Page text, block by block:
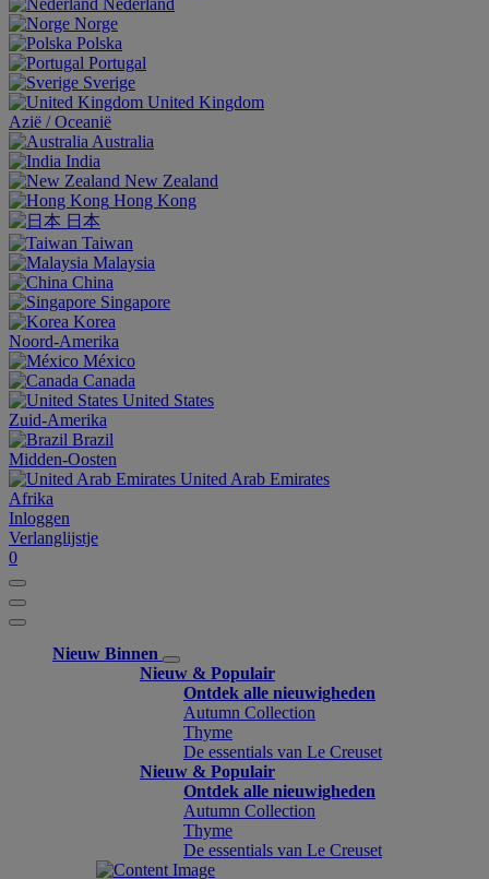
Nederland
Norge
Polska
Portugal
Sverige
United Kingdom
Aziё / Oceaniё
Australia
India
New Zealand
Hong Kong
日本
Taiwan
Malaysia
China
Singapore
Korea
Noord-Amerika
México
Canada
United States
Zuid-Amerika
Brazil
Midden-Oosten
United Arab Emirates
Afrika
Inloggen
Verlanglijstje
0
Nieuw Binnen
Nieuw & Populair
Ontdek alle nieuwigheden
Autumn Collection
Thyme
De essentials van Le Creuset
Nieuw & Populair
Ontdek alle nieuwigheden
Autumn Collection
Thyme
De essentials van Le Creuset